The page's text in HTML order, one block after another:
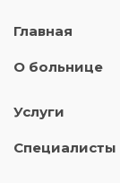
Главная
О больнице
Услуги
Специалисты